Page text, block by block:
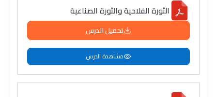
الثورة الفلاحية والثورة الصناعية
تحميل الدرس
مشاهدة الدرس